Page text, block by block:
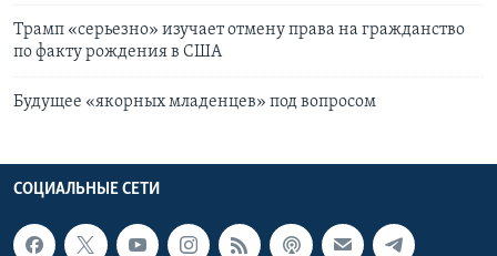
Трамп «серьезно» изучает отмену права на гражданство
по факту рождения в США
Будущее «якорных младенцев» под вопросом
СОЦИАЛЬНЫЕ СЕТИ